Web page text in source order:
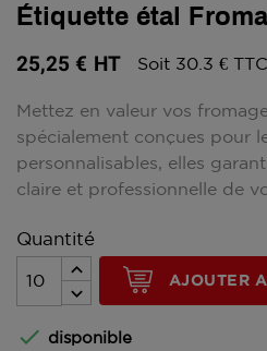
Étiquette étal
25,25 € HT Soit 30.3 € TTC
Mettez en valeur vos
spécialement conçues pour
personnalisables, elles
claire et professionnelle de
Quantité
AJOUTER
 disponible